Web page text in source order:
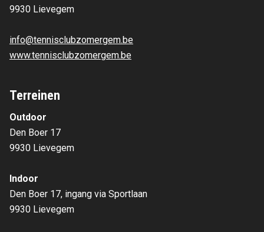
9930 Lievegem
info@tennisclubzomergem.be
www.tennisclubzomergem.be
Terreinen
Outdoor
Den Boer 17
9930 Lievegem
Indoor
Den Boer 17, ingang via Sportlaan
9930 Lievegem